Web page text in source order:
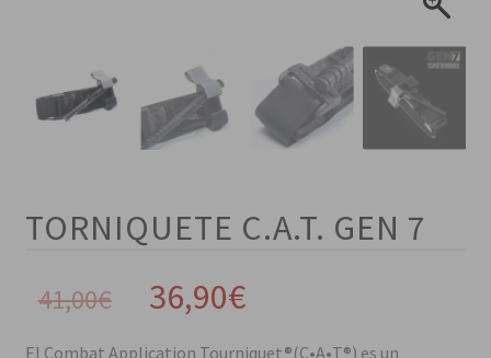
TORNIQUETE C.A.T. GEN 7
41,00€
El
36,90€
El Combat Application Tourniquet®(C•A•T®) es un